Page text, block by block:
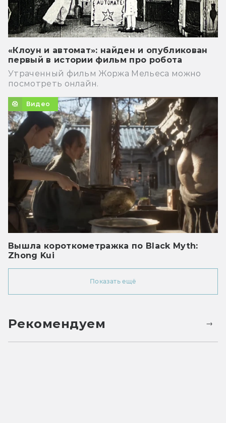
«Клоун и автомат»: найден и опубликован
первый в истории фильм про робота
Утраченный фильм Жоржа Мельеса можно
посмотреть онлайн.
Видео
Вышла короткометражка по Black Myth:
Zhong Kui
Показать ещё
Рекомендуем